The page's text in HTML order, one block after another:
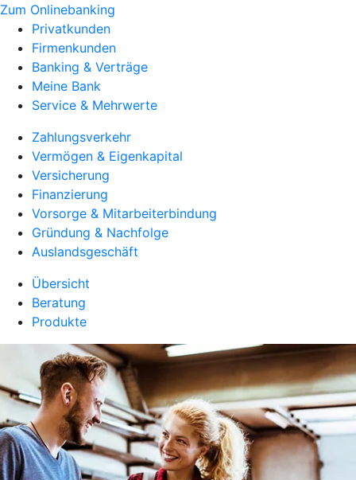
Zum Onlinebanking
Privatkunden
Firmenkunden
Banking & Verträge
Meine Bank
Service & Mehrwerte
Zahlungsverkehr
Vermögen & Eigenkapital
Versicherung
Finanzierung
Vorsorge & Mitarbeiterbindung
Gründung & Nachfolge
Auslandsgeschäft
Übersicht
Beratung
Produkte